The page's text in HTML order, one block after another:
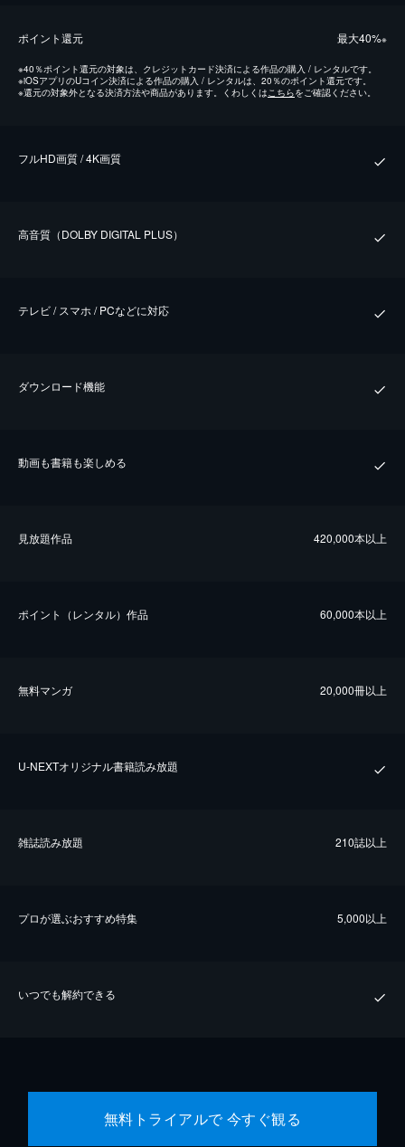
ポイント還元 最⼤40%※
※40％ポイント還元の対象は、クレジットカード決済による作品の購入 / レンタルです。
※iOSアプリのUコイン決済による作品の購入 / レンタルは、20％のポイント還元です。
※還元の対象外となる決済方法や商品があります。くわしくはこちらをご確認ください。
フルHD画質 / 4K画質
⾼⾳質（DOLBY DIGITAL PLUS）
テレビ / スマホ / PCなどに対応
ダウンロード機能
動画も書籍も楽しめる
⾒放題作品 420,000本以上
ポイント（レンタル）作品 60,000本以上
無料マンガ 20,000冊以上
U-NEXTオリジナル書籍読み放題
雑誌読み放題 210誌以上
プロが選ぶおすすめ特集 5,000以上
いつでも解約できる
無料トライアルで 今すぐ観る